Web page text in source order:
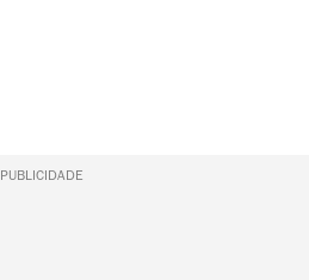
PUBLICIDADE